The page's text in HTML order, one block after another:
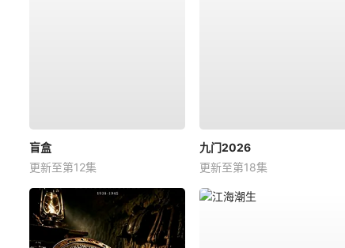
盲盒
更新至第12集
九门2026
更新至第18集